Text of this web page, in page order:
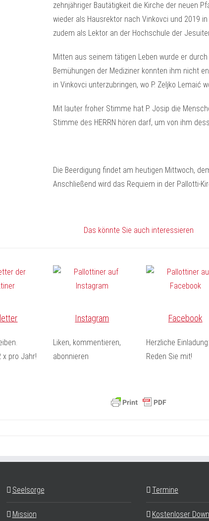
zehnjähriger Bautätigkeit die Kirche der neuen
wieder als Hausrektor nach Vinkovci und 2019
zudem als Lektor an der Hochschule der
Mitten aus seinem tätigen Leben wurde er
Bemühungen der Mediziner konnten ihm nicht
in Vinkovci unterzubringen, wo P. Zeljko Lemaić
Mit lauter froher Stimme hat P. Josip die
Stimme des HERRN hören darf, um von ihm
Die Beerdigung findet am heutigen Mittwoch,
Anschließend wird das Requiem in der Pallotti-
Das könnte Sie auch interessieren
x pro Jahr!
Instagram
Liken, kommentieren,
abonnieren
Facebook
Herzliche Einladung:
Reden Sie mit!
Seelsorge
Mission
Termine
Kostenloser